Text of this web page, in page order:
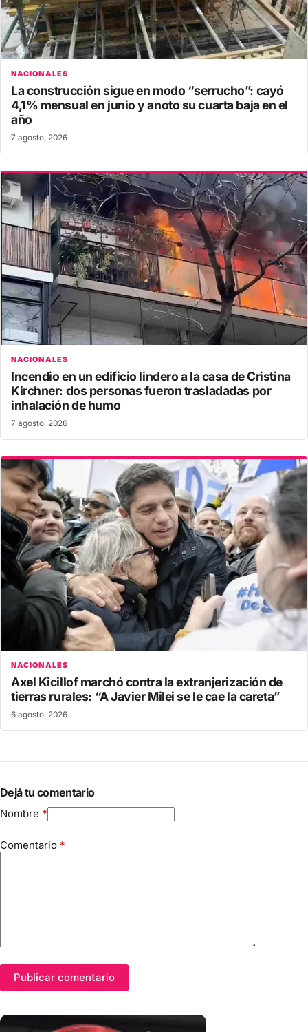
NACIONALES
La construcción sigue en modo “serrucho”: cayó
4,1% mensual en junio y anoto su cuarta baja en el
año
7 agosto, 2026
NACIONALES
Incendio en un edificio lindero a la casa de Cristina
Kirchner: dos personas fueron trasladadas por
inhalación de humo
7 agosto, 2026
NACIONALES
Axel Kicillof marchó contra la extranjerización de
tierras rurales: “A Javier Milei se le cae la careta”
6 agosto, 2026
Dejá tu comentario
Nombre *
Comentario *
Publicar comentario